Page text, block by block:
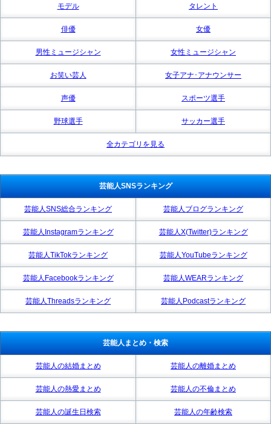
モデル タレント
俳優 女優
男性ミュージシャン 女性ミュージシャン
お笑い芸人 女子アナ･アナウンサー
声優 スポーツ選手
野球選手 サッカー選手
全カテゴリを見る
芸能人SNSランキング
芸能人SNS総合ランキング 芸能人ブログランキング
芸能人Instagramランキング 芸能人X(Twitter)ランキング
芸能人TikTokランキング 芸能人YouTubeランキング
芸能人Facebookランキング 芸能人WEARランキング
芸能人Threadsランキング 芸能人Podcastランキング
芸能人まとめ・検索
芸能人の結婚まとめ 芸能人の離婚まとめ
芸能人の熱愛まとめ 芸能人の不倫まとめ
芸能人の誕生日検索 芸能人の年齢検索